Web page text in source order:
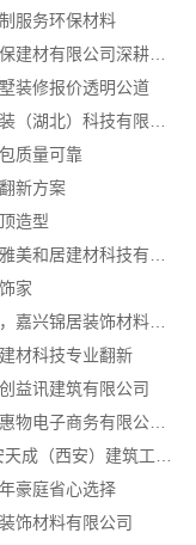
服务环保材料
濮阳装修推荐哪家？河南璟臻环保建材有限公司深耕本土市场
装修报价透明公道
质量可靠
新方案
造型
家
秀洲区室内设计哪家好旧房翻新，嘉兴锦居装饰材料有限公司
材科技专业翻新
益讯建筑有限公司
畅销生鲜食品软件功能，湖北省惠物电子商务有限公司引领
豪庭省心选择
饰材料有限公司